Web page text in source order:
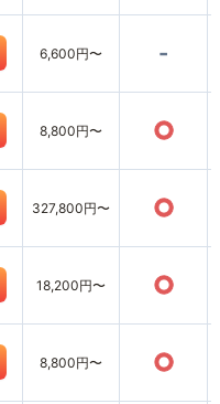
6,600円〜 -
8,800円〜 ○
327,800円〜 ○
18,200円〜 ○
8,800円〜 ○